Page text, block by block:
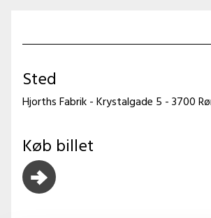
Sted
Hjorths Fabrik - Krystalgade 5 - 3700
Køb billet